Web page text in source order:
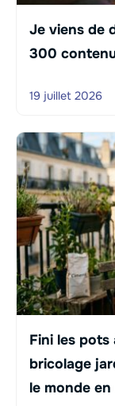
Je viens de
300
19 juillet 2026
Fini les
bricolage
le monde